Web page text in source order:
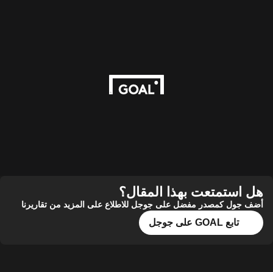
هل استمتعت بهذا المقال؟
أضف جول كمصدر مفضل على جوجل للاطلاع على المزيد من تقاريرنا
تابع GOAL على جوجل